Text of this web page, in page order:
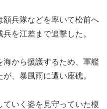
兵隊などを率いて松前へ
を江差まで追撃した。
海から援護するため、軍艦
、暴風雨に遭い座礁。
いく姿を見守っていた榎